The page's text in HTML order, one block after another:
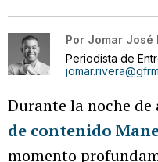
Por Jomar José
Periodista de
Durante la noche de
de contenido
momento